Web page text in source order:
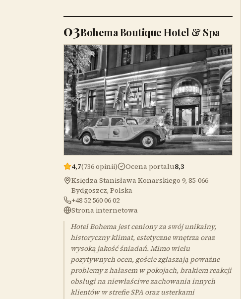
03Bohema Boutique Hotel & Spa
4,7(736 opinii) Ocena portalu8,3
Księdza Stanisława Konarskiego 9, 85-066
Bydgoszcz, Polska
+48 52 560 06 02
Strona internetowa
Hotel Bohema jest ceniony za swój unikalny,
historyczny klimat, estetyczne wnętrza oraz
wysoką jakość śniadań. Mimo wielu
pozytywnych ocen, goście zgłaszają poważne
problemy z hałasem w pokojach, brakiem reakcji
obsługi na niewłaściwe zachowania innych
klientów w strefie SPA oraz usterkami